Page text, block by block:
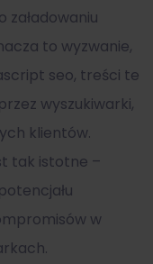
to wyzwanie,
seo, treści te
wyszukiwarki,
klientów.
tak istotne –
w